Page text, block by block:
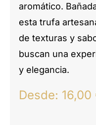
aromático.
esta trufa
de texturas y
buscan una
y elegancia.
Desde: 16,00